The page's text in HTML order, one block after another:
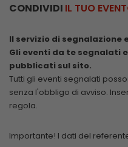
CONDIVIDI IL TUO
Il servizio di segnalazione
Gli eventi da te segnalati
pubblicati sul sito.
Tutti gli eventi segnalati
senza l'obbligo di avviso.
regola.
Importante! I dati del